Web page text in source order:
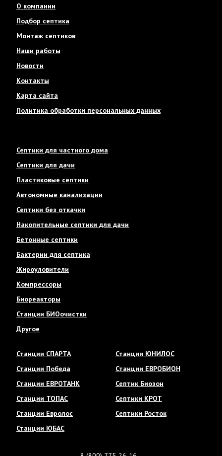
О компании
Подбор септика
Монтаж септиков
Наши работы
Новости
Контакты
Карта сайта
Политика обработки персональных данных
Септики для частного дома
Септики для дачи
Пластиковые септики
Автономные канализации
Септики без откачки
Накопительные септики для дачи
Бетонные септики
Бактерии для септика
Жироуловители
Компрессоры
Биореакторы
Станции БИОочистки
Другое
Станции СПАРТА
Станции Победа
Станции ЕВРОТАНК
Станции ТОПАС
Станции Евролос
Станции ЮБАС
Станции ЮНИЛОС
Станции ЕВРОБИОН
Септик Биозон
Септики КРОТ
Септики Росток